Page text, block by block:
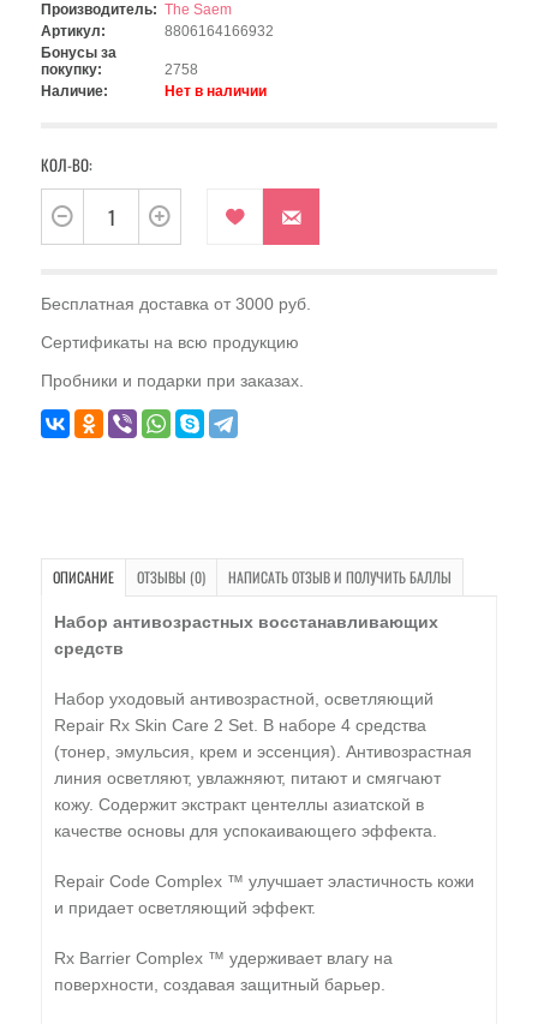
Производитель: The Saem
Артикул:
8806164166932
Бонусы за
покупку:
2758
Наличие:
Нет в наличии
КОЛ-ВО:
Бесплатная доставка от 3000 руб.
Сертификаты на всю продукцию
Пробники и подарки при заказах.
ОПИСАНИЕ ОТЗЫВЫ (0) НАПИСАТЬ ОТЗЫВ И ПОЛУЧИТЬ БАЛЛЫ
Набор антивозрастных восстанавливающих
средств
Набор уходовый антивозрастной, осветляющий
Repair Rx Skin Care 2 Set. В наборе 4 средства
(тонер, эмульсия, крем и эссенция). Антивозрастная
линия осветляют, увлажняют, питают и смягчают
кожу. Содержит экстракт центеллы азиатской в
качестве основы для успокаивающего эффекта.
Repair Code Complex ™ улучшает эластичность кожи
и придает осветляющий эффект.
Rx Barrier Complex ™ удерживает влагу на
поверхности, создавая защитный барьер.